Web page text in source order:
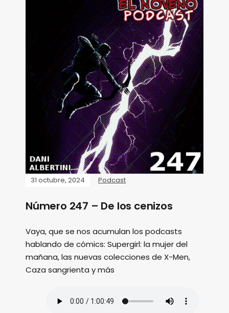
31 octubre, 2024 Podcast
Número 247 – De los cenizos
Vaya, que se nos acumulan los podcasts
hablando de cómics: Supergirl: la mujer del
mañana, las nuevas colecciones de X-Men,
Caza sangrienta y más